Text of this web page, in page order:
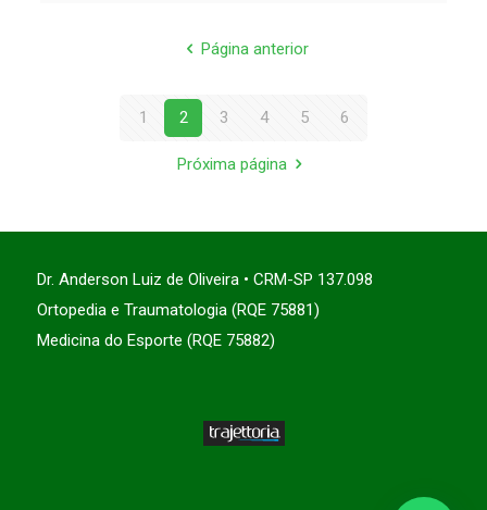
Página anterior
1 2 3 4 5 6
Próxima página
Dr. Anderson Luiz de Oliveira • CRM-SP 137.098
Ortopedia e Traumatologia (RQE 75881)
Medicina do Esporte (RQE 75882)